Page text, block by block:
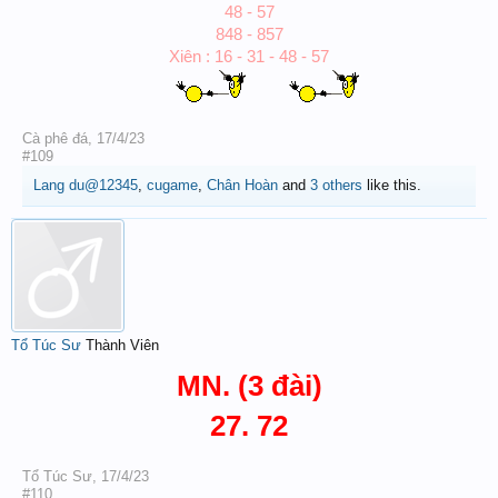
48 - 57
848 - 857
Xiên : 16 - 31 - 48 - 57
Cà phê đá 17/4/23
#109
Lang du@12345 cugame Chân Hoàn and 3 others like this.
Tổ Túc Sư Thành Viên
MN. (3 đài)
27. 72
Tổ Túc Sư 17/4/23
#110